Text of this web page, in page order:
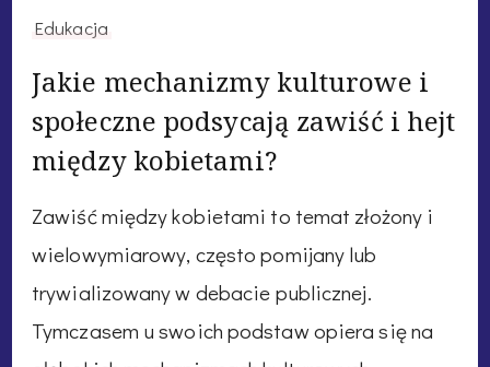
Edukacja
Jakie mechanizmy kulturowe i
społeczne podsycają zawiść i hejt
między kobietami?
Zawiść między kobietami to temat złożony i
wielowymiarowy, często pomijany lub
trywializowany w debacie publicznej.
Tymczasem u swoich podstaw opiera się na